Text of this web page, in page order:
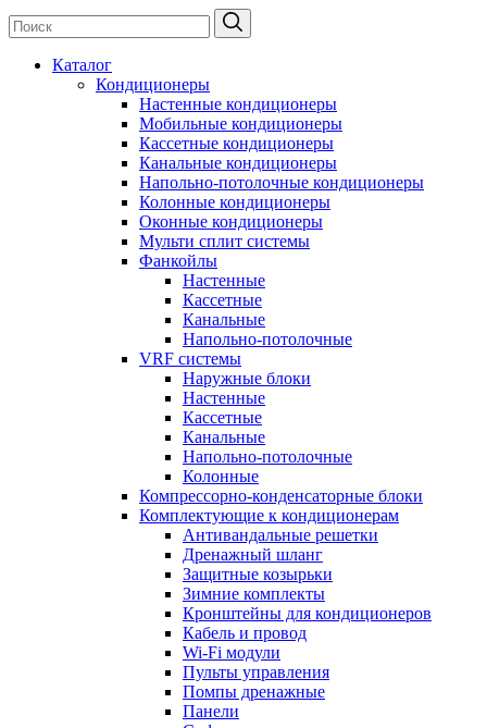
Каталог
Кондиционеры
Настенные кондиционеры
Мобильные кондиционеры
Кассетные кондиционеры
Канальные кондиционеры
Напольно-потолочные кондиционеры
Колонные кондиционеры
Оконные кондиционеры
Мульти сплит системы
Фанкойлы
Настенные
Кассетные
Канальные
Напольно-потолочные
VRF системы
Наружные блоки
Настенные
Кассетные
Канальные
Напольно-потолочные
Колонные
Компрессорно-конденсаторные блоки
Комплектующие к кондиционерам
Антивандальные решетки
Дренажный шланг
Защитные козырьки
Зимние комплекты
Кронштейны для кондиционеров
Кабель и провод
Wi-Fi модули
Пульты управления
Помпы дренажные
Панели